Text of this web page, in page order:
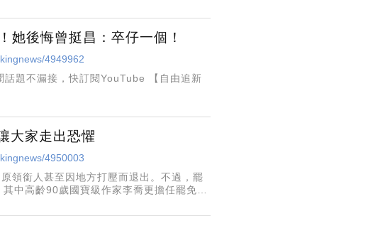
她後悔曾挺昌：卒仔一個！
4949962
大家走出恐懼
4950003
領銜人甚至因地方打壓而退出。不過，罷
中高齡90歲國寶級作家李喬更擔任罷免邱